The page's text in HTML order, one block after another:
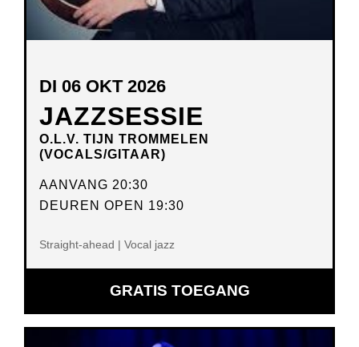
JAZZSESSIE
O.L.V. TIJN TROMMELEN
(VOCALS/GITAAR)
DI 06 OKT 2026
AANVANG 20:30
DEUREN OPEN 19:30
Straight-ahead | Vocal jazz
GRATIS TOEGANG